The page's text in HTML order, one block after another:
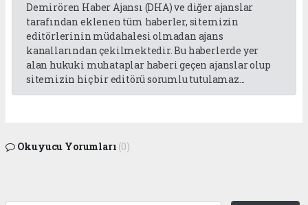
Demirören Haber Ajansı (DHA) ve diğer ajanslar
tarafından eklenen tüm haberler, sitemizin
editörlerinin müdahalesi olmadan ajans
kanallarından çekilmektedir. Bu haberlerde yer
alan hukuki muhataplar haberi geçen ajanslar olup
sitemizin hiç bir editörü sorumlu tutulamaz...
Okuyucu Yorumları (0)